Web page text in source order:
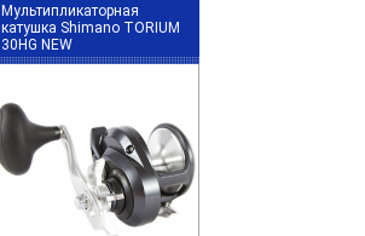
Мультипликаторная
катушка Shimano TORIUM
30HG NEW